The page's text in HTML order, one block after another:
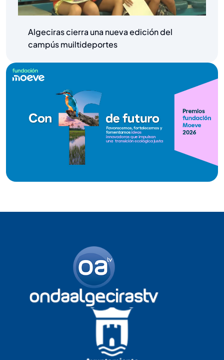
Algeciras cierra una nueva edición del
campús muiltideportes